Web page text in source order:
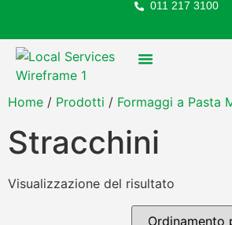
011 217 3100
Home / Prodotti / Formaggi a Pasta
Stracchini
Visualizzazione del risultato